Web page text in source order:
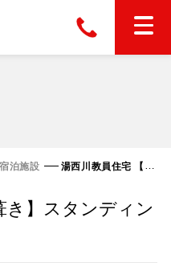
泊施設 湯西川教員住宅 【縦葺き】スタンディングロック
き】スタンディン